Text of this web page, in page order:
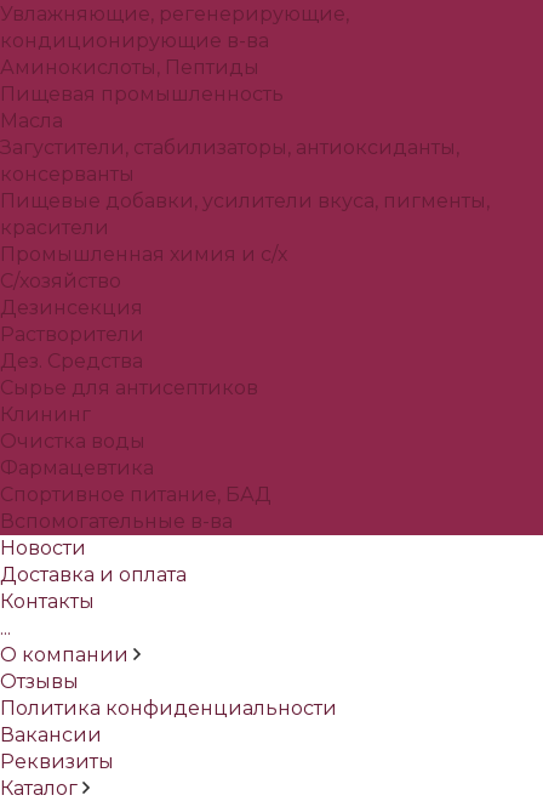
Увлажняющие, регенерирующие,
кондиционирующие в-ва
Аминокислоты, Пептиды
Пищевая промышленность
Масла
Загустители, стабилизаторы, антиоксиданты,
консерванты
Пищевые добавки, усилители вкуса, пигменты,
красители
Промышленная химия и с/х
С/хозяйство
Дезинсекция
Растворители
Дез. Средства
Сырье для антисептиков
Клининг
Очистка воды
Фармацевтика
Спортивное питание, БАД
Вспомогательные в-ва
Новости
Доставка и оплата
Контакты
...
О компании
Отзывы
Политика конфиденциальности
Вакансии
Реквизиты
Каталог